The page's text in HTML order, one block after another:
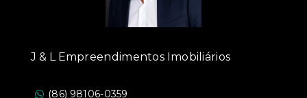
J & L Empreendimentos Imobiliários
(86) 98106-0359